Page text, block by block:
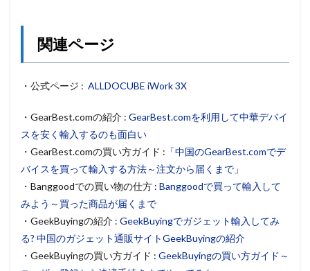
関連ページ
・公式ページ : ALLDOCUBE iWork 3X
・GearBest.comの紹介 : GearBest.comを利用して中華デバイ
スを安く輸入するのも面白い
・GearBest.comの買い方ガイド : 「中国のGearBest.comでデ
バイスを買って輸入する方法～注文から届くまで」
・Banggoodでの買い物の仕方 : Banggoodで買って輸入して
みよう～買った商品が届くまで
・GeekBuyingの紹介 : GeekBuyingでガジェット輸入してみ
る? 中国のガジェット通販サイトGeekBuyingの紹介
・GeekBuyingの買い方ガイド : GeekBuyingの買い方ガイド～